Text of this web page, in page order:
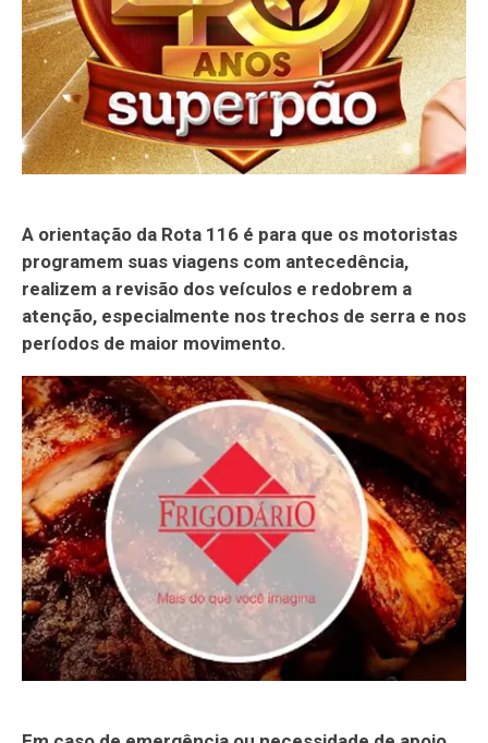
A orientação da Rota 116 é para que os motoristas
programem suas viagens com antecedência,
realizem a revisão dos veículos e redobrem a
atenção, especialmente nos trechos de serra e nos
períodos de maior movimento.